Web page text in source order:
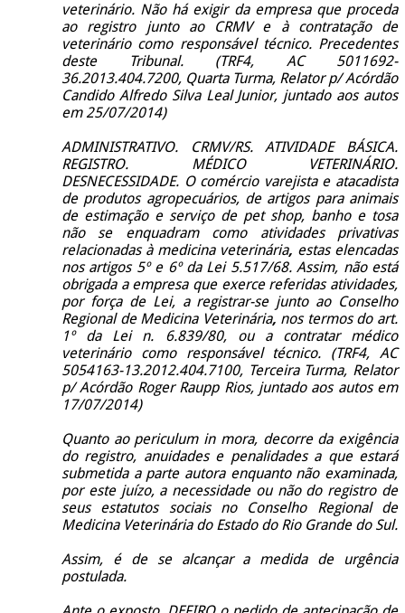
veterinário. Não há exigir da empresa que proceda
ao registro junto ao CRMV e à contratação de
veterinário como responsável técnico. Precedentes
deste Tribunal. (TRF4, AC 5011692-
36.2013.404.7200, Quarta Turma, Relator p/ Acórdão
Candido Alfredo Silva Leal Junior, juntado aos autos
em 25/07/2014)
ADMINISTRATIVO. CRMV/RS. ATIVIDADE BÁSICA.
REGISTRO. MÉDICO VETERINÁRIO.
DESNECESSIDADE. O comércio varejista e atacadista
de produtos agropecuários, de artigos para animais
de estimação e serviço de pet shop, banho e tosa
não se enquadram como atividades privativas
relacionadas à medicina veterinária, estas elencadas
nos artigos 5º e 6º da Lei 5.517/68. Assim, não está
obrigada a empresa que exerce referidas atividades,
por força de Lei, a registrar-se junto ao Conselho
Regional de Medicina Veterinária, nos termos do art.
1º da Lei n. 6.839/80, ou a contratar médico
veterinário como responsável técnico. (TRF4, AC
5054163-13.2012.404.7100, Terceira Turma, Relator
p/ Acórdão Roger Raupp Rios, juntado aos autos em
17/07/2014)
Quanto ao periculum in mora, decorre da exigência
do registro, anuidades e penalidades a que estará
submetida a parte autora enquanto não examinada,
por este juízo, a necessidade ou não do registro de
seus estatutos sociais no
Conselho Regional de
Medicina Veterinária do Estado do Rio Grande do Sul.
Assim, é de se alcançar a medida de urgência
postulada.